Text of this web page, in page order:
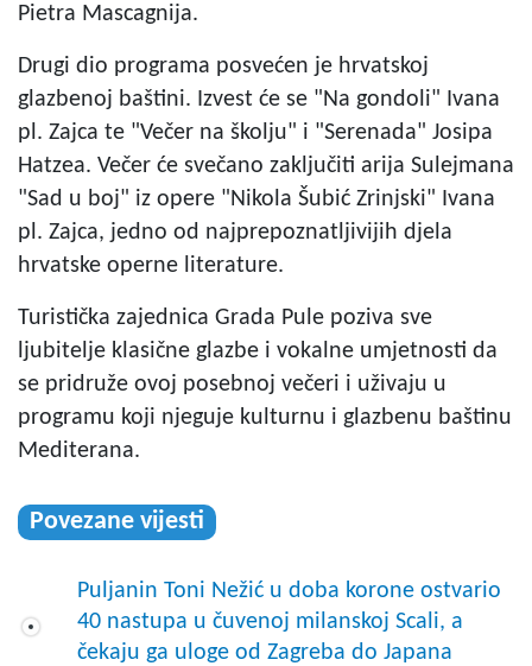
Pietra Mascagnija.
Drugi dio programa posvećen je hrvatskoj
glazbenoj baštini. Izvest će se "Na gondoli" Ivana
pl. Zajca te "Večer na školju" i "Serenada" Josipa
Hatzea. Večer će svečano zaključiti arija Sulejmana
"Sad u boj" iz opere "Nikola Šubić Zrinjski" Ivana
pl. Zajca, jedno od najprepoznatljivijih djela
hrvatske operne literature.
Turistička zajednica Grada Pule poziva sve
ljubitelje klasične glazbe i vokalne umjetnosti da
se pridruže ovoj posebnoj večeri i uživaju u
programu koji njeguje kulturnu i glazbenu baštinu
Mediterana.
Povezane vijesti
Puljanin Toni Nežić u doba korone ostvario
40 nastupa u čuvenoj milanskoj Scali, a
čekaju ga uloge od Zagreba do Japana